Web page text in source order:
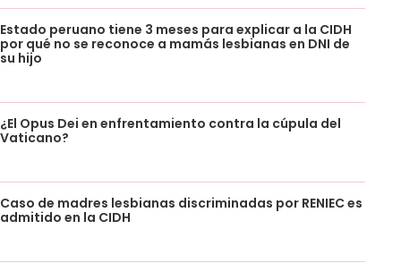
Estado peruano tiene 3 meses para explicar a la CIDH
por qué no se reconoce a mamás lesbianas en DNI de
su hijo
¿El Opus Dei en enfrentamiento contra la cúpula del
Vaticano?
Caso de madres lesbianas discriminadas por RENIEC es
admitido en la CIDH